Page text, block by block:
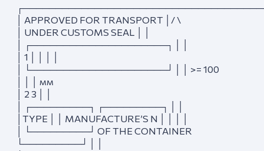
│ APPROVED FOR TRANSPORT │/ \
│ UNDER CUSTOMS SEAL │ │
│ ┌─────────────────────┐ │ │
│ 1 │ │ │ │
│ └─────────────────────┘ │ │ >= 100
│ │ │ мм
│ 2 3 │ │
│ ┌─────────┐ ┌─────────┐ │ │
│TYPE │ │ MANUFACTURE’S N │ │ │ │
│ └─────────┘ OF THE CONTAINER
└─────────┘ │ │